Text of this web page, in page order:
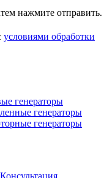
нажмите отправить.
условиями обработки
генераторы
генераторы
генераторы